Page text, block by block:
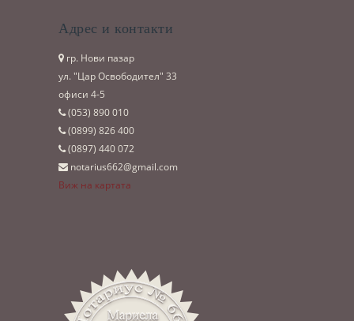
Адрес и контакти
гр. Нови пазар
ул. "Цар Освободител" 33
офиси 4-5
(053)­ 890 010
(0899)­ 826 400
(0897)­ 440 072
notarius662@gmail.com
Виж на картата